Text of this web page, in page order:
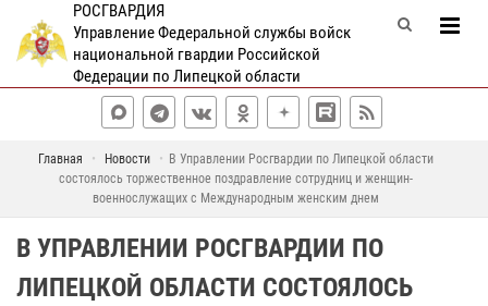
РОСГВАРДИЯ
Управление Федеральной службы войск
национальной гвардии Российской
Федерации по Липецкой области
Главная Новости
В Управлении Росгвардии по Липецкой области
состоялось торжественное поздравление сотрудниц и женщин-
военнослужащих с Международным женским днем
В УПРАВЛЕНИИ РОСГВАРДИИ ПО
ЛИПЕЦКОЙ ОБЛАСТИ СОСТОЯЛОСЬ